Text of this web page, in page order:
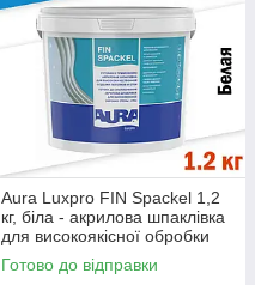
Aura Luxpro FIN Spackel 1,2
кг, біла - акрилова шпаклівка
для високоякісної обробки
стель і стін
Готово до відправки